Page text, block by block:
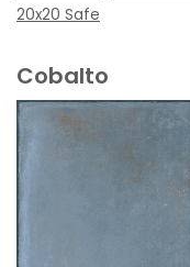
20x20 Safe
Cobalto